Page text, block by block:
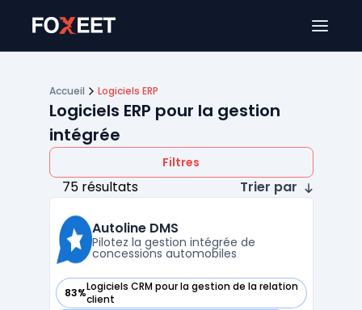
Accueil Logiciels ERP
Logiciels ERP pour la gestion
intégrée
Filtres
75 résultats Trier par
Autoline DMS
Pilotez la gestion intégrée de
concessions automobiles
83%Logiciels CRM pour la gestion de la relation
client
— voir Autoline DMS dans cette catégorie